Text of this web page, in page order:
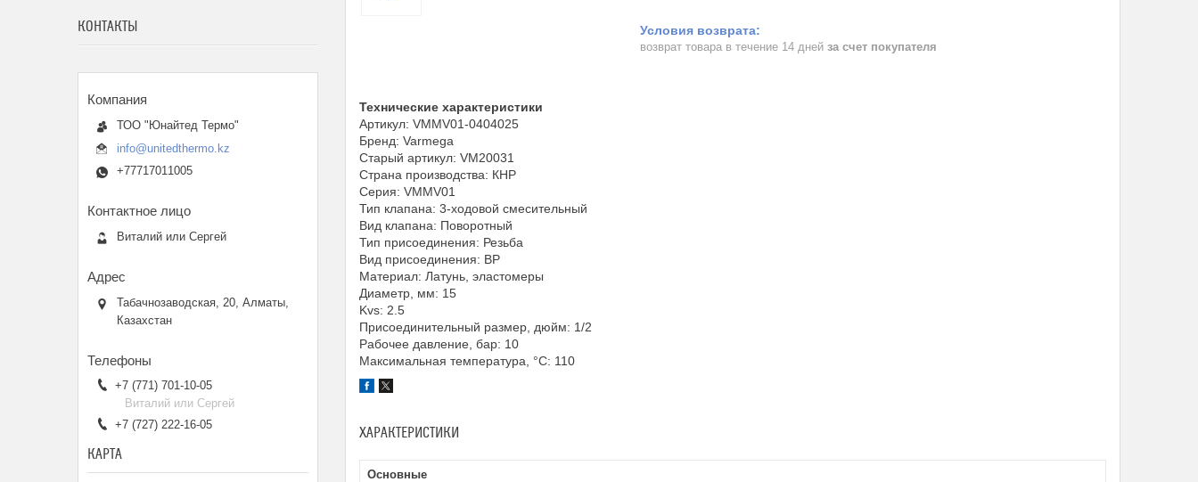
возврат товара в течение 14 дней за счет покупателя
Технические характеристики
Артикул: VMMV01-0404025
Бренд: Varmega
Старый артикул: VM20031
Страна производства: КНР
Серия: VMMV01
Тип клапана: 3-ходовой смесительный
Вид клапана: Поворотный
Тип присоединения: Резьба
Вид присоединения: ВР
Материал: Латунь, эластомеры
Диаметр, мм: 15
Kvs: 2.5
Присоединительный размер, дюйм: 1/2
Рабочее давление, бар: 10
Максимальная температура, °С: 110
ХАРАКТЕРИСТИКИ
Основные
КОНТАКТЫ
ТОО "Юнайтед Термо"
info@unitedthermo.kz
+77717011005
Виталий или Сергей
Табачнозаводская, 20, Алматы,
Казахстан
+7 (771) 701-10-05
Виталий или Сергей
+7 (727) 222-16-05
КАРТА